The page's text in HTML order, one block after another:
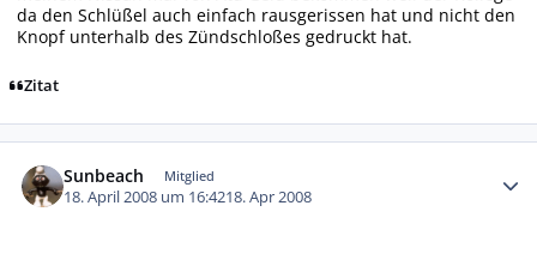
da den Schlüßel auch einfach rausgerissen hat und nicht den
Knopf unterhalb des Zündschloßes gedruckt hat.
Zitat
Sunbeach Mitglied
18. April 2008 um 16:4218. Apr 2008